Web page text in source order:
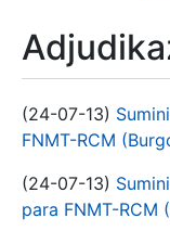
(24-07-13)
FNMT-RCM
(24-07-13)
para FNMT-RCM